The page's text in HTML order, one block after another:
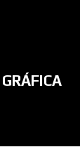
GRÁFICA